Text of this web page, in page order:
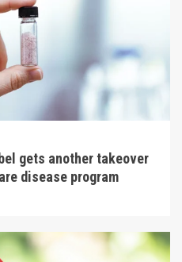
gets another takeover
disease program